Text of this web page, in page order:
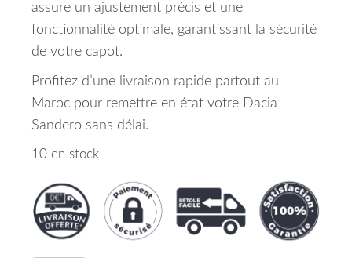
assure un ajustement précis et une
fonctionnalité optimale, garantissant la sécurité
de votre capot.
Profitez d’une livraison rapide partout au
Maroc pour remettre en état votre Dacia
Sandero sans délai.
10 en stock